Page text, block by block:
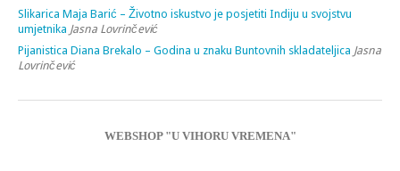
Slikarica Maja Barić – Životno iskustvo je posjetiti Indiju u svojstvu
umjetnika Jasna Lovrinčević
Pijanistica Diana Brekalo – Godina u znaku Buntovnih skladateljica Jasna
Lovrinčević
WEBSHOP "U VIHORU VREMENA"